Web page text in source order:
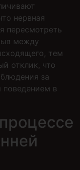
нервная
пересмотреть
между
тем
отклик, что
за
в